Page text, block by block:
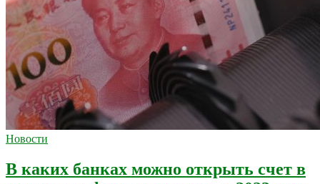
Новости
В каких банках можно открыть счет в